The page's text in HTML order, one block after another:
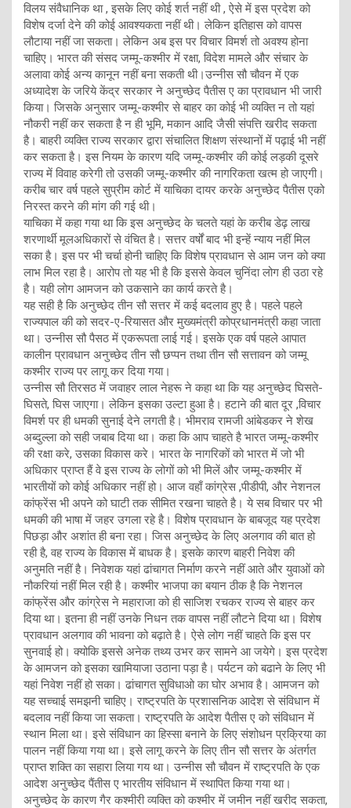
विलय संवैधानिक था , इसके लिए कोई शर्त नहीं थी , ऐसे में इस प्रदेश को
विशेष दर्जा देने की कोई आवश्यकता नहीं थी। लेकिन इतिहास को वापस
लौटाया नहीं जा सकता। लेकिन अब इस पर विचार विमर्श तो अवश्य होना
चाहिए। भारत की संसद जम्मू-कश्मीर में रक्षा, विदेश मामले और संचार के
अलावा कोई अन्य कानून नहीं बना सकती थी।उन्नीस सौ चौवन में एक
अध्यादेश के जरिये केंद्र सरकार ने अनुच्छेद पैतीस ए का प्रावधान भी जारी
किया। जिसके अनुसार जम्मू-कश्मीर से बाहर का कोई भी व्यक्ति न तो यहां
नौकरी नहीं कर सकता है न ही भूमि, मकान आदि जैसी संपत्ति खरीद सकता
है। बाहरी व्यक्ति राज्य सरकार द्वारा संचालित शिक्षण संस्थानों में पढ़ाई भी नहीं
कर सकता है। इस नियम के कारण यदि जम्मू-कश्मीर की कोई लड़की दूसरे
राज्य में विवाह करेगी तो उसकी जम्मू-कश्मीर की नागरिकता खत्म हो जाएगी।
करीब चार वर्ष पहले सुप्रीम कोर्ट में याचिका दायर करके अनुच्छेद पैतीस एको
निरस्त करने की मांग की गई थी।
याचिका में कहा गया था कि इस अनुच्छेद के चलते यहां के करीब डेढ़ लाख
शरणार्थी मूलअधिकारों से वंचित है। सत्तर वर्षों बाद भी इन्हें न्याय नहीं मिल
सका है। इस पर भी चर्चा होनी चाहिए कि विशेष प्रावधान से आम जन को क्या
लाभ मिल रहा है। आरोप तो यह भी है कि इससे केवल चुनिंदा लोग ही उठा रहे
है। यही लोग आमजन को उकसाने का कार्य करते है।
यह सही है कि अनुच्छेद तीन सौ सत्तर में कई बदलाव हुए है। पहले पहले
राज्यपाल की को सदर-ए-रियासत और मुख्यमंत्री कोप्रधानमंत्री कहा जाता
था। उन्नीस सौ पैसठ में एकरूपता लाई गई। इसके एक वर्ष पहले आपात
कालीन प्रावधान अनुच्छेद तीन सौ छप्पन तथा तीन सौ सत्तावन को जम्मू
कश्मीर राज्य पर लागू कर दिया गया।
उन्नीस सौ तिरसठ में जवाहर लाल नेहरू ने कहा था कि यह अनुच्छेद घिसते-
घिसते, घिस जाएगा। लेकिन इसका उल्टा हुआ है। हटाने की बात दूर ,विचार
विमर्श पर ही धमकी सुनाई देने लगती है। भीमराव रामजी आंबेडकर ने शेख
अब्दुल्ला को सही जबाब दिया था। कहा कि आप चाहते है भारत जम्मू-कश्मीर
की रक्षा करे, उसका विकास करे। भारत के नागरिकों को भारत में जो भी
अधिकार प्राप्त हैं वे इस राज्य के लोगों को भी मिलें और जम्मू-कश्मीर में
भारतीयों को कोई अधिकार नहीं हो। आज वहाँ कांग्रेस ,पीडीपी, और नेशनल
कांफ्रेंस भी अपने को घाटी तक सीमित रखना चाहते है। ये सब विचार पर भी
धमकी की भाषा में जहर उगला रहे है। विशेष प्रावधान के बाबजूद यह प्रदेश
पिछड़ा और अशांत ही बना रहा। जिस अनुच्छेद के लिए अलगाव की बात हो
रही है, वह राज्य के विकास में बाधक है। इसके कारण बाहरी निवेश की
अनुमति नहीं है। निवेशक यहां ढांचागत निर्माण करने नहीं आते और युवाओं को
नौकरियां नहीं मिल रही है। कश्मीर भाजपा का बयान ठीक है कि नेशनल
कांफ्रेंस और कांग्रेस ने महाराजा को ही साजिश रचकर राज्य से बाहर कर
दिया था। इतना ही नहीं उनके निधन तक वापस नहीं लौटने दिया था। विशेष
प्रावधान अलगाव की भावना को बढ़ाते है। ऐसे लोग नहीं चाहते कि इस पर
सुनवाई हो। क्योकि इससे अनेक तथ्य उभर कर सामने आ जयेगे। इस प्रदेश
के आमजन को इसका खामियाजा उठाना पड़ा है। पर्यटन को बढाने के लिए भी
यहां निवेश नहीं हो सका। ढांचागत सुविधाओ का घोर अभाव है। आमजन को
यह सच्चाई समझनी चाहिए। राष्ट्रपति के प्रशासनिक आदेश से संविधान में
बदलाव नहीं किया जा सकता। राष्ट्रपति के आदेश पैतीस ए को संविधान में
स्थान मिला था। इसे संविधान का हिस्सा बनाने के लिए संशोधन प्रक्रिया का
पालन नहीं किया गया था। इसे लागू करने के लिए तीन सौ सत्तर के अंतर्गत
प्राप्त शक्ति का सहारा लिया गय था। उन्नीस सौ चौवन में राष्ट्रपति के एक
आदेश अनुच्छेद पैंतीस ए भारतीय संविधान में स्थापित किया गया था।
अनुच्छेद के कारण गैर कश्मीरी व्यक्ति को कश्मीर में जमीन नहीं खरीद सकता,